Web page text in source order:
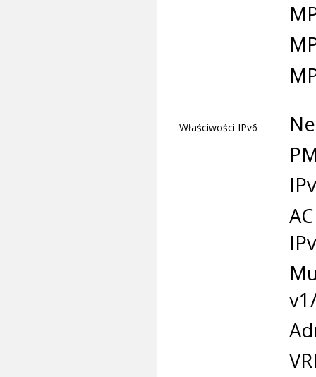
Właściwości IPv6